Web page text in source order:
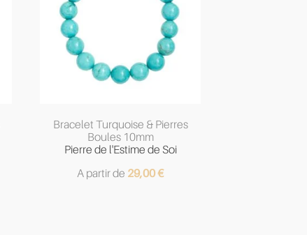
Bracelet Turquoise & Pierres
Boules 10mm
Pierre de l'Estime de Soi
A partir de 29,00€